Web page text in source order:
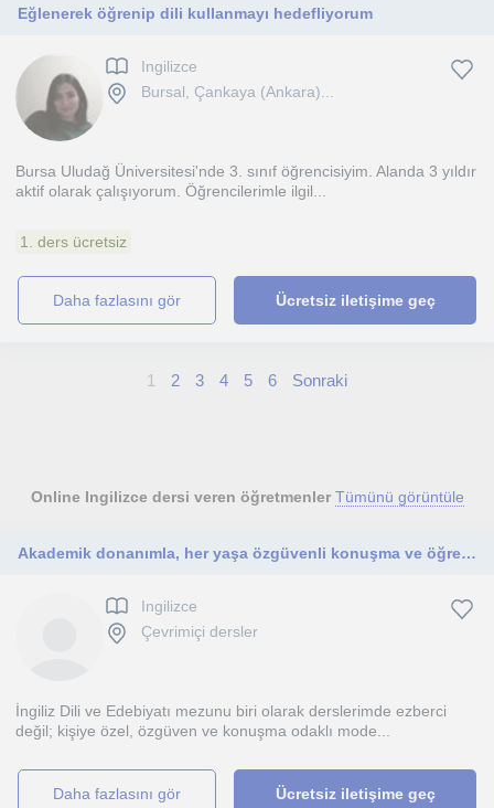
Eğlenerek öğrenip dili kullanmayı hedefliyorum
Ingilizce
Bursal, Çankaya (Ankara)...
Bursa Uludağ Üniversitesi'nde 3. sınıf öğrencisiyim. Alanda 3 yıldır
aktif olarak çalışıyorum. Öğrencilerimle ilgil...
1. ders ücretsiz
daha fazlasını gör Ücretsiz iletişime geç
1 2 3 4 5 6 Sonraki
Online Ingilizce dersi veren öğretmenler Tümünü görüntüle
Akademik donanımla, her yaşa özgüvenli konuşma ve öğrenme
Ingilizce
Çevrimiçi dersler
İngiliz Dili ve Edebiyatı mezunu biri olarak derslerimde ezberci
değil; kişiye özel, özgüven ve konuşma odaklı mode...
daha fazlasını gör Ücretsiz iletişime geç